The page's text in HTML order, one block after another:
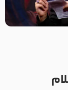
من عاشق
زمینه – شب هفتم